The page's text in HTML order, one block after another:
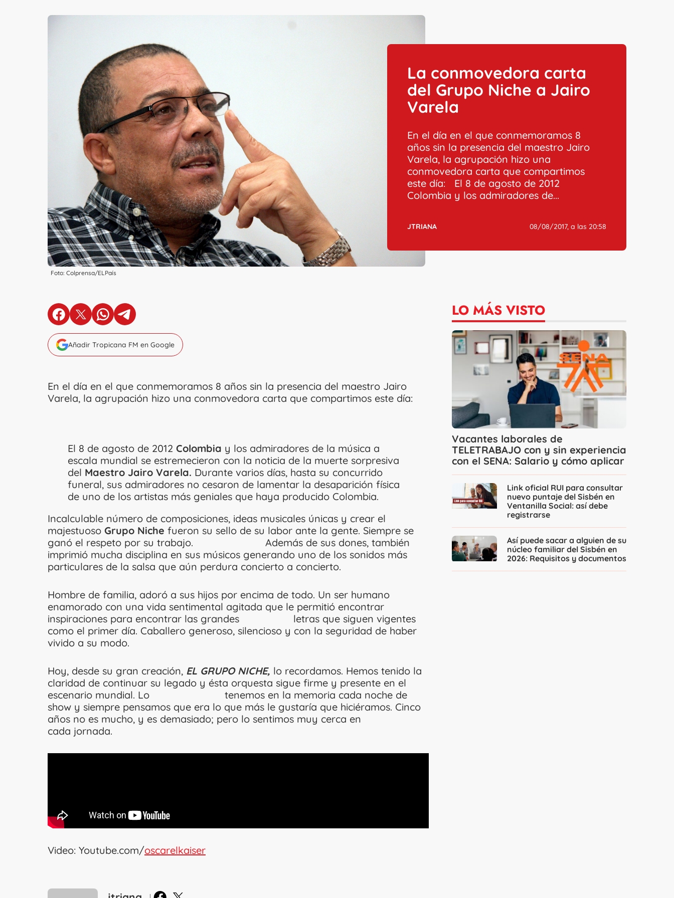
Foto: Colprensa/ELPaís
La conmovedora carta
del Grupo Niche a Jairo
Varela
En el día en el que conmemoramos 8
años sin la presencia del maestro Jairo
Varela, la agrupación hizo una
conmovedora carta que compartimos
este día: El 8 de agosto de 2012
Colombia y los admiradores de...
JTRIANA 08/08/2017, a las 20:58
en Facebook
en X en Whatsapp
en Telegram
Añadir Tropicana FM en Google
En el día en el que conmemoramos 8 años sin la presencia del maestro Jairo
Varela, la agrupación hizo una conmovedora carta que compartimos este día:
El 8 de agosto de 2012 Colombia y los admiradores de la música a
escala mundial se estremecieron con la noticia de la muerte sorpresiva
del Maestro Jairo Varela. Durante varios días, hasta su concurrido
funeral, sus admiradores no cesaron de lamentar la desaparición física
de uno de los artistas más geniales que haya producido Colombia.
Incalculable número de composiciones, ideas musicales únicas y crear el
majestuoso Grupo Niche fueron su sello de su labor ante la gente. Siempre se
ganó el respeto por su trabajo. Además de sus dones, también
imprimió mucha disciplina en sus músicos generando uno de los sonidos más
particulares de la salsa que aún perdura concierto a concierto.
Hombre de familia, adoró a sus hijos por encima de todo. Un ser humano
enamorado con una vida sentimental agitada que le permitió encontrar
inspiraciones para encontrar las grandes letras que siguen vigentes
como el primer día. Caballero generoso, silencioso y con la seguridad de haber
vivido a su modo.
Hoy, desde su gran creación, EL GRUPO NICHE, lo recordamos. Hemos tenido la
claridad de continuar su legado y ésta orquesta sigue firme y presente en el
escenario mundial. Lo tenemos en la memoria cada noche de
show y siempre pensamos que era lo que más le gustaría que hiciéramos. Cinco
años no es mucho, y es demasiado; pero lo sentimos muy cerca en
cada jornada.
Video: Youtube.com/oscarelkaiser
en Facebook
en X
LO MÁS VISTO
Vacantes laborales de
TELETRABAJO con y sin experiencia
con el SENA: Salario y cómo aplicar
Link oficial RUI para consultar
nuevo puntaje del Sisbén en
Ventanilla Social: así debe
registrarse
Así puede sacar a alguien de su
núcleo familiar del Sisbén en
2026: Requisitos y documentos